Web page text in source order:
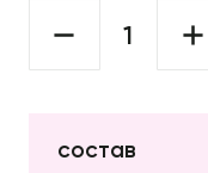
состав